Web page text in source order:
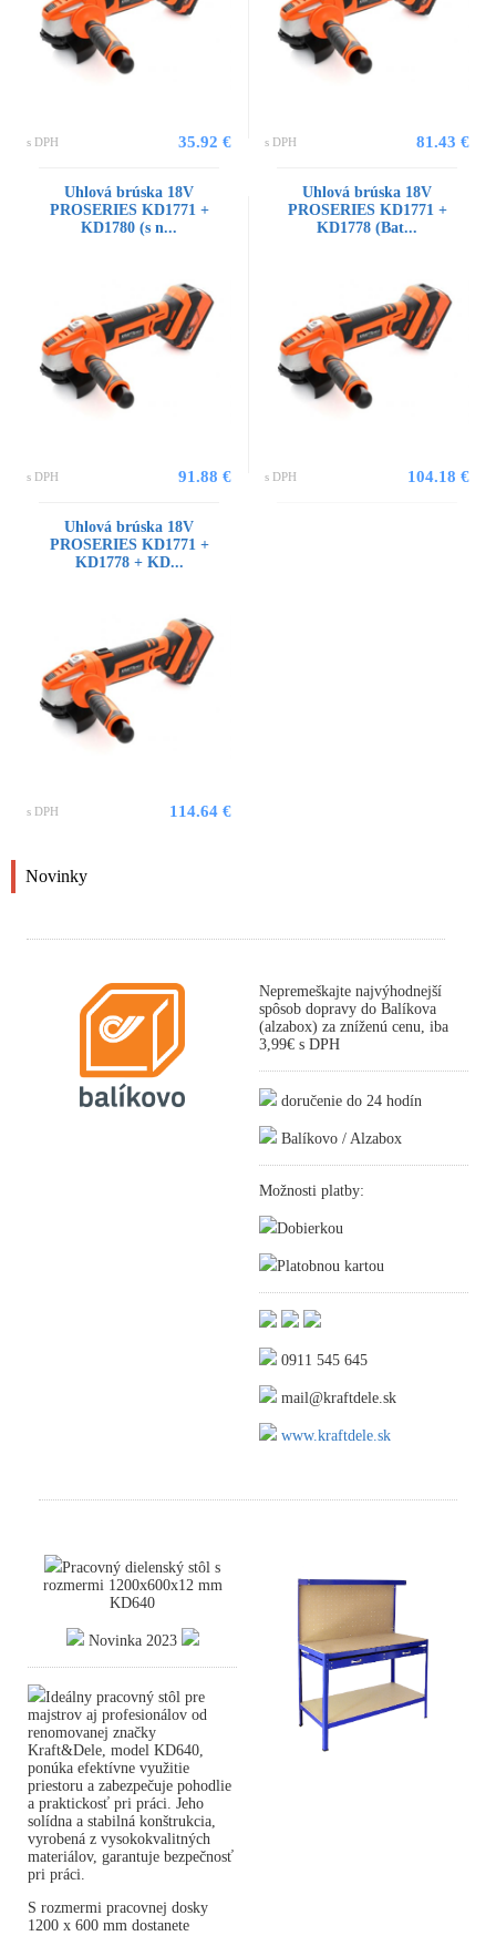
s DPH 35.92 € s DPH 81.43 €
Uhlová brúska 18V
PROSERIES KD1771 +
KD1780 (s n...
s DPH 91.88 €
Uhlová brúska 18V
PROSERIES KD1771 +
KD1778 (Bat...
s DPH 104.18 €
Uhlová brúska 18V
PROSERIES KD1771 +
KD1778 + KD...
s DPH 114.64 €
Novinky
Nepremeškajte najvýhodnejší
spôsob dopravy do Balíkova
(alzabox) za zníženú cenu, iba
3,99€ s DPH
doručenie do 24 hodín
Balíkovo / Alzabox
Možnosti platby:
Dobierkou
Platobnou kartou
0911 545 645
mail@kraftdele.sk
www.kraftdele.sk
Pracovný dielenský stôl s
rozmermi 1200x600x12 mm
KD640
Novinka 2023
Ideálny pracovný stôl pre
majstrov aj profesionálov od
renomovanej značky
Kraft&Dele, model KD640,
ponúka efektívne využitie
priestoru a zabezpečuje pohodlie
a praktickosť pri práci. Jeho
solídna a stabilná konštrukcia,
vyrobená z vysokokvalitných
materiálov, garantuje bezpečnosť
pri práci.
S rozmermi pracovnej dosky
1200 x 600 mm dostanete